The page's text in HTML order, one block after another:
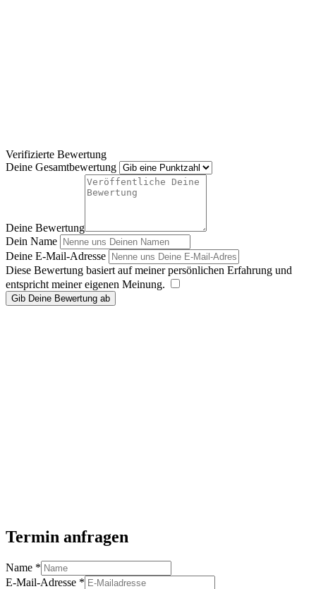
Verifizierte Bewertung
Deine Gesamtbewertung
Deine Bewertung
Dein Name
Deine E-Mail-Adresse
Diese Bewertung basiert auf meiner persönlichen Erfahrung und
entspricht meiner eigenen Meinung.
Gib Deine Bewertung ab
Termin anfragen
Name *
E-Mail-Adresse *